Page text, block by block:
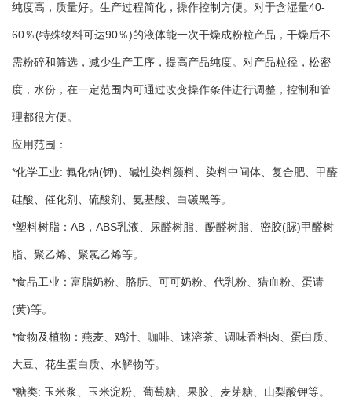
纯度高，质量好。生产过程简化，操作控制方便。对于含湿量40-
60％(特殊物料可达90％)的液体能一次干燥成粉粒产品，干燥后不
需粉碎和筛选，减少生产工序，提高产品纯度。对产品粒径，松密
度，水份，在一定范围内可通过改变操作条件进行调整，控制和管
理都很方便。
应用范围：
*化学工业: 氟化钠(钾)、碱性染料颜料、染料中间体、复合肥、甲醛
硅酸、催化剂、硫酸剂、氨基酸、白碳黑等。
*塑料树脂：AB，ABS乳液、尿醛树脂、酚醛树脂、密胶(脲)甲醛树
脂、聚乙烯、聚氯乙烯等。
*食品工业：富脂奶粉、胳朊、可可奶粉、代乳粉、猎血粉、蛋请
(黄)等。
*食物及植物：燕麦、鸡汁、咖啡、速溶茶、调味香料肉、蛋白质、
大豆、花生蛋白质、水解物等。
*糖类: 玉米浆、玉米淀粉、葡萄糖、果胶、麦芽糖、山梨酸钾等。